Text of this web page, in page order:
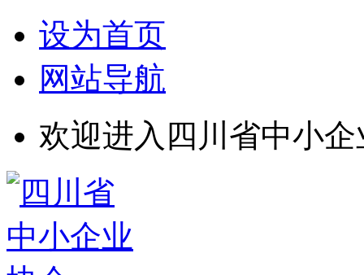
设为首页
网站导航
欢迎进入四川省中小